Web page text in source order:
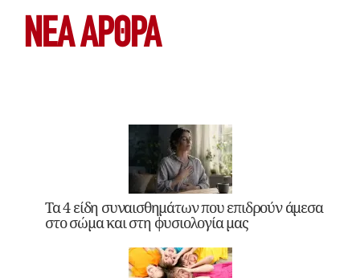
ΝΕΑ ΆΡΘΡΑ
Τα 4 είδη συναισθημάτων που επιδρούν άμεσα
στο σώμα και στη φυσιολογία μας